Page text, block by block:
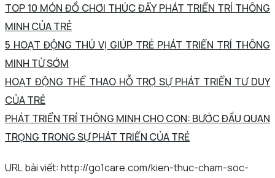
TOP 10 MÓN ĐỒ CHƠI THÚC ĐẨY PHÁT TRIỂN TRÍ THÔNG
MINH CỦA TRẺ
5 HOẠT ĐỘNG THÚ VỊ GIÚP TRẺ PHÁT TRIỂN TRÍ THÔNG
MINH TỪ SỚM
HOẠT ĐỘNG THỂ THAO HỖ TRỢ SỰ PHÁT TRIỂN TƯ DUY
CỦA TRẺ
PHÁT TRIỂN TRÍ THÔNG MINH CHO CON: BƯỚC ĐẦU QUAN
TRỌNG TRONG SỰ PHÁT TRIỂN CỦA TRẺ
URL bài viết: http://go1care.com/kien-thuc-cham-soc-